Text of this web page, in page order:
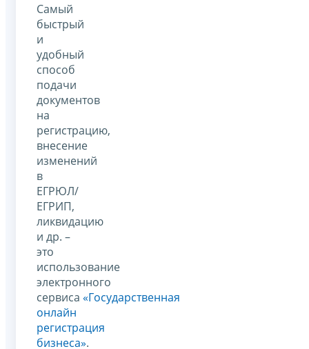
Самый
быстрый
и
удобный
способ
подачи
документов
на
регистрацию,
внесение
изменений
в
ЕГРЮЛ/
ЕГРИП,
ликвидацию
и др. –
это
использование
электронного
сервиса «Государственная
онлайн
регистрация
бизнеса».